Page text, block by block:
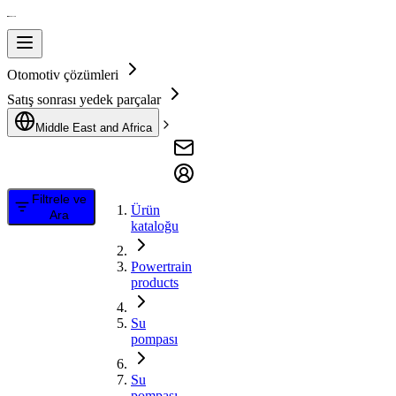
Otomotiv çözümleri
Satış sonrası yedek parçalar
Middle East and Africa
Filtrele ve
Ara
Ürün
kataloğu
Powertrain
products
Su
pompası
Su